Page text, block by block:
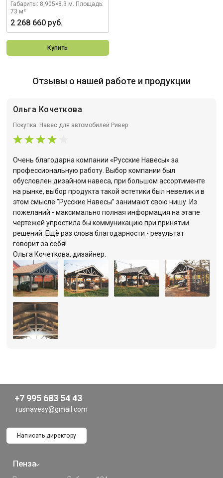
Габариты: 8,905×8.3 м. Площадь:
73 м²
2 268 660 руб.
Купить
Отзывы о нашей работе и продукции
Ольга Кочеткова
Покупка: Навес для автомобилей Ривер
Очень благодарна компании «Русские Навесы» за
профессиональную работу. Выбор компании был
обусловлен дизайном навеса, при большом ассортименте
на рынке, выбор продукта такой эстетики был невелик и в
этом смысле ”Русские Навесы” занимают свою нишу. Из
пожеланий - максимально полная информация на этапе
чертежей упростила бы коммуникацию при принятии
решений. Ещё раз слова благодарности - результат
говорит за себя!
Ольга Кочеткова, дизайнер.
+7 995 683 54 43
rusnavesy@gmail.com
Написать директору
Пенза